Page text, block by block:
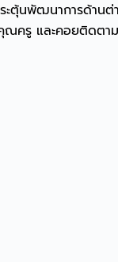
นพัฒนาการด้านต่
ณครู และคอยติดตา